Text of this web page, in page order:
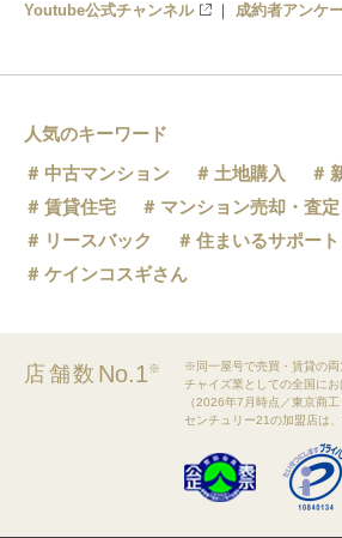
Youtube公式チャンネル
成約者アンケ
人気のキーワード
中古マンション
土地購入
賃貸住宅
マンション売却・査定
リースバック
住まいるサポート
ケインコスギさん
店舗数 No.1※
※同一屋号で売買・賃貸の
チャイズ業としての全国に
（2026年7月時点／東京商工
センチュリー21の加盟店は